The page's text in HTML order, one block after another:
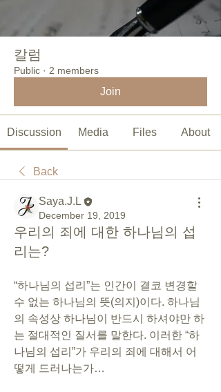
칼럼
Public · 2 members
Join
Discussion Media Files About
Back
Saya.J.L
December 19, 2019
우리의 죄에 대한 하나님의 섭
리는?
“하나님의 섭리”는 인간이 결코 변경할
수 없는 하나님의 뜻(의지)이다. 하나님
의 속성상 하나님이 반드시 하셔야만 하
는 절대적인 질서를 말한다. 이러한 “하
나님의 섭리”가 우리의 죄에 대해서 어
떻게 드러나는가…